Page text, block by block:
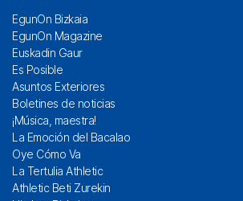
EgunOn Bizkaia
EgunOn Magazine
Euskadin Gaur
Es Posible
Asuntos Exteriores
Boletines de noticias
¡Música, maestra!
La Emoción del Bacalao
Oye Cómo Va
La Tertulia Athletic
Athletic Beti Zurekin